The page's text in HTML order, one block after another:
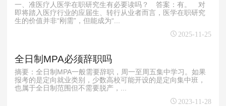
一、准医疗人医学在职研究生有必要读吗？ 答案：有。 对
即将踏入医疗行业的应届生、转行从业者而言，医学在职研究
生的价值并非“刚需”，但能成为“...
2025-11-25
全日制MPA必须辞职吗
摘要：全日制MPA一般需要辞职，周一至周五集中学习。如果
报考的是定向就业类别，少数高校可能开设的是定向集中班，
也属于全日制范围但不需要脱产，...
2023-11-28